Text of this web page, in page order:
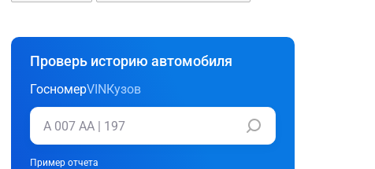
Проверь историю автомобиля
ГосномерVINКузов
Пример отчета